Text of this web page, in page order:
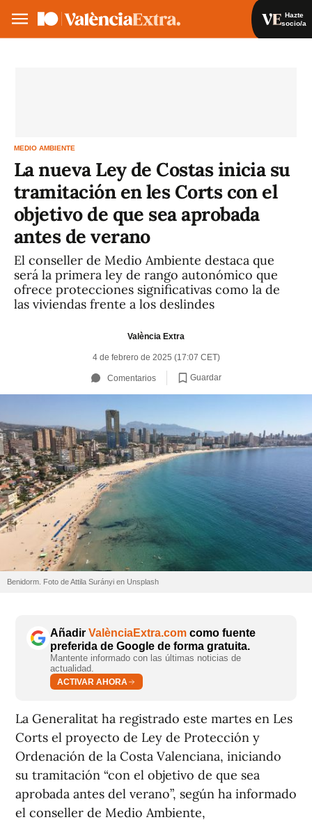
Hazte
socio/a
MEDIO AMBIENTE
La nueva Ley de Costas inicia su
tramitación en les Corts con el
objetivo de que sea aprobada
antes de verano
El conseller de Medio Ambiente destaca que
será la primera ley de rango autonómico que
ofrece protecciones significativas como la de
las viviendas frente a los deslindes
València Extra
4 de febrero de 2025 (17:07 CET)
Comentarios Guardar
Benidorm. Foto de Attila Surányi en Unsplash
Añadir ValènciaExtra.com como fuente
preferida de Google de forma gratuita.
Mantente informado con las últimas noticias de
actualidad.
ACTIVAR AHORA
La Generalitat ha registrado este martes en Les
Corts el proyecto de Ley de Protección y
Ordenación de la Costa Valenciana, iniciando
su tramitación “con el objetivo de que sea
aprobada antes del verano”, según ha informado
el conseller de Medio Ambiente,